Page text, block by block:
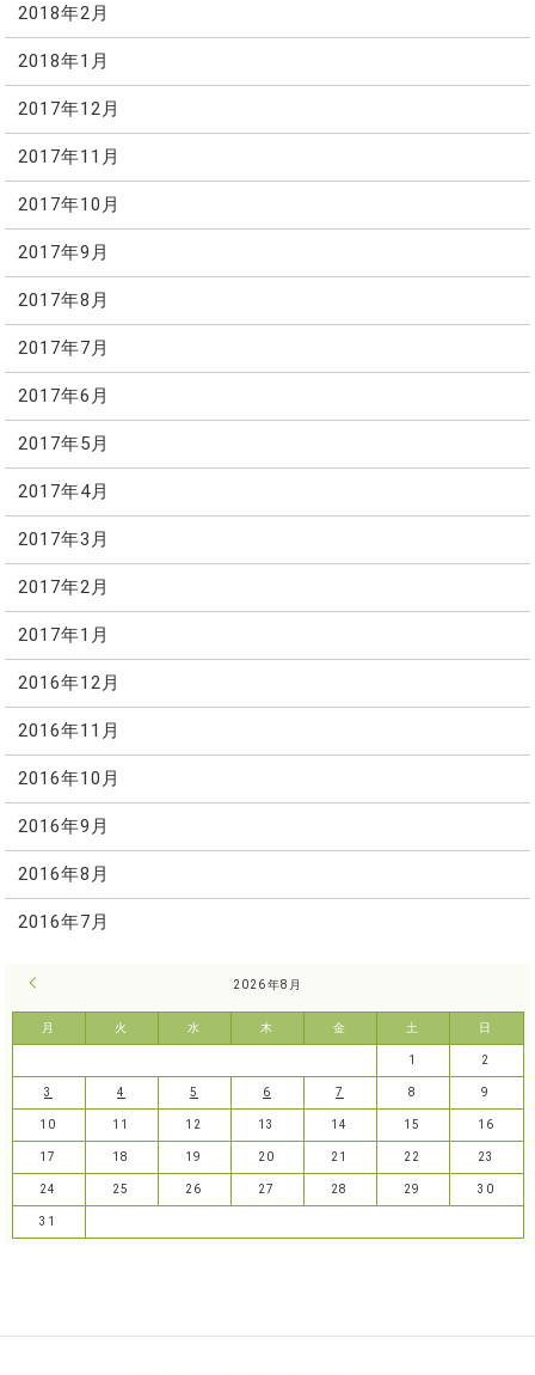
2018年2月
2018年1月
2017年12月
2017年11月
2017年10月
2017年9月
2017年8月
2017年7月
2017年6月
2017年5月
2017年4月
2017年3月
2017年2月
2017年1月
2016年12月
2016年11月
2016年10月
2016年9月
2016年8月
2016年7月
2026年8月
月 火 水 木 金 土 日
1 2
3 4 5 6 7 8 9
10 11 12 13 14 15 16
17 18 19 20 21 22 23
24 25 26 27 28 29 30
31